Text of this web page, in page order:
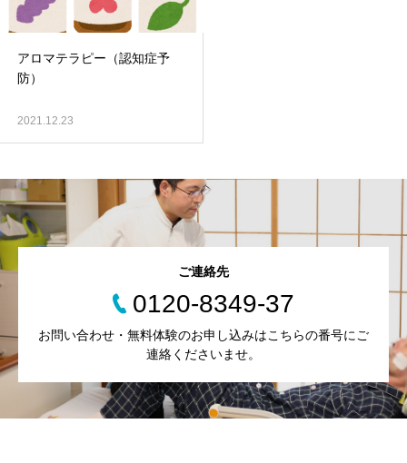
アロマテラピー（認知症予
防）
2021.12.23
ご連絡先
0120-8349-37
お問い合わせ・無料体験のお申し込みはこちらの番号にご
連絡くださいませ。